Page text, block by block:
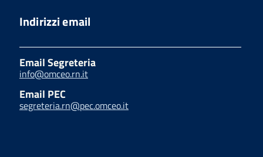
Indirizzi email
Email Segreteria
info@omceo.rn.it
Email PEC
segreteria.rn@pec.omceo.it